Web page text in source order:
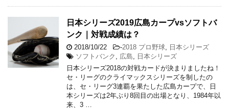
日本シリーズ2019広島カープvsソフトバ
ンク｜対戦成績は？
2018/10/22 -2018 プロ野球
日本シリーズ
ソフトバンク
広島
日本シリーズ
日本シリーズ2018の対戦カードが決まりましたね！
セ・リーグのクライマックスシリーズを制したの
は、セ・リーグ3連覇を果たした広島カープで、日
本シリーズは2年ぶり8回目の出場となり、1984年以
来、3 …